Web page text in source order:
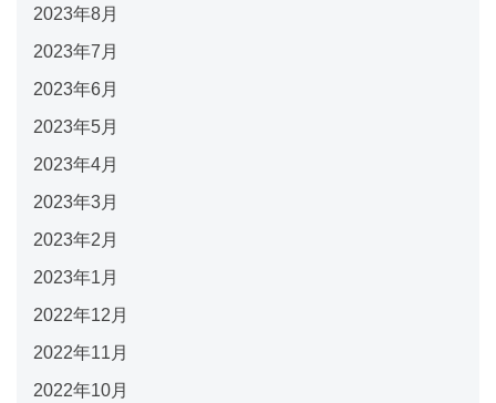
2023年8月
2023年7月
2023年6月
2023年5月
2023年4月
2023年3月
2023年2月
2023年1月
2022年12月
2022年11月
2022年10月